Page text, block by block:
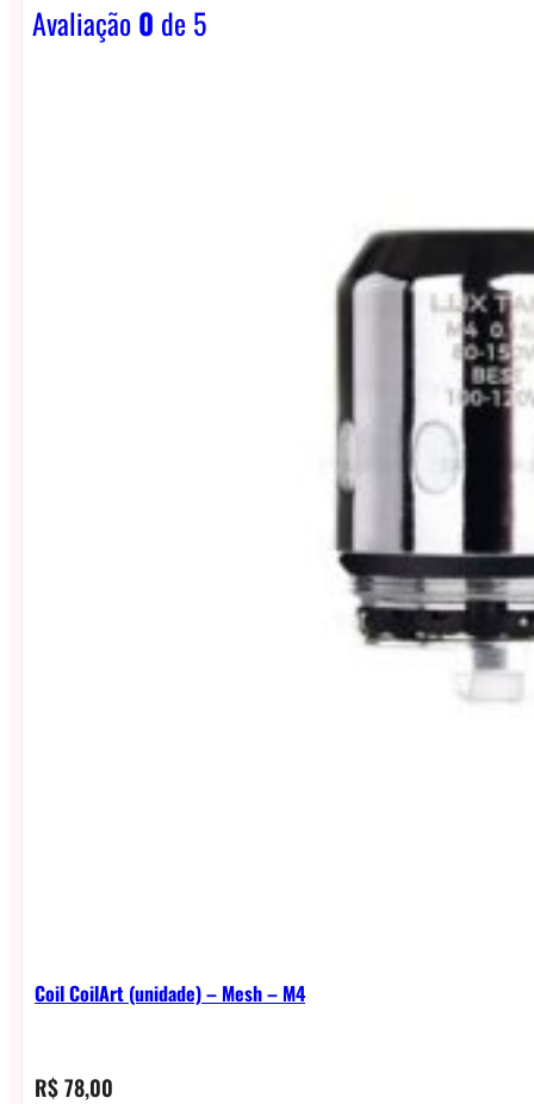
Avaliação0 de 5
Coil CoilArt (unidade) – Mesh – M4
R$78,00